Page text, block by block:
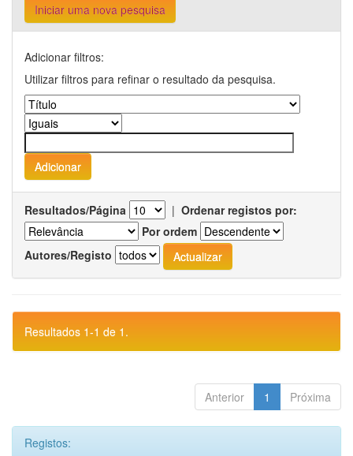
Iniciar uma nova pesquisa
Adicionar filtros:
Utilizar filtros para refinar o resultado da pesquisa.
Resultados/Página | Ordenar registos por:
Por ordem
Autores/Registo
Resultados 1-1 de 1.
Anterior 1 Próxima
Registos: